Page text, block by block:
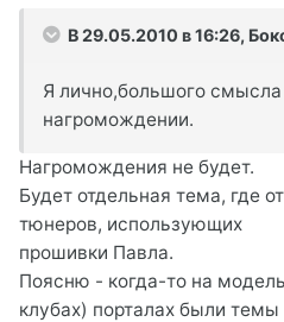
В 29.05.2010 в 16:26,
Я лично,большого
нагромождении.
Нагромождения не будет.
Будет отдельная тема, где
тюнеров, использующих
прошивки Павла.
Поясню - когда-то на
клубах) порталах были темы